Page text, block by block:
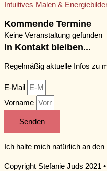
Intuitives Malen &
Kommende Termine
Keine Veranstaltung gefunden
In Kontakt bleiben...
Regelmäßig aktuelle Infos zu
E-Mail
Vorname
Senden
Ich halte mich natürlich an den
Copyright Stefanie Juds 2021 •